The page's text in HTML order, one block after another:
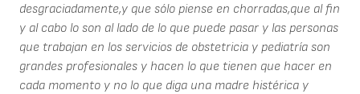
desgraciadamente,y que sólo piense en chorradas,que al fin
y al cabo lo son al lado de lo que puede pasar y las personas
que trabajan en los servicios de obstetricia y pediatría son
grandes profesionales y hacen lo que tienen que hacer en
cada momento y no lo que diga una madre histérica y